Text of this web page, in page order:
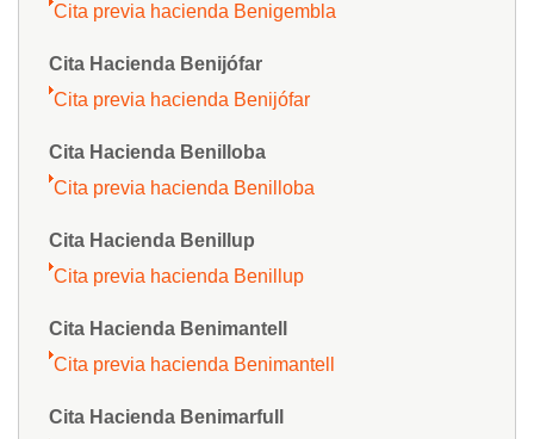
Cita previa hacienda Benigembla
Cita Hacienda Benijófar
Cita previa hacienda Benijófar
Cita Hacienda Benilloba
Cita previa hacienda Benilloba
Cita Hacienda Benillup
Cita previa hacienda Benillup
Cita Hacienda Benimantell
Cita previa hacienda Benimantell
Cita Hacienda Benimarfull